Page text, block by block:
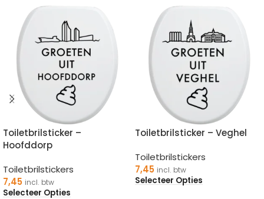
Toiletbrilsticker –
Hoofddorp
Toiletbrilstickers
7,45 incl. btw
Selecteer Opties
Toiletbrilsticker – Veghel
Toiletbrilstickers
7,45 incl. btw
Selecteer Opties